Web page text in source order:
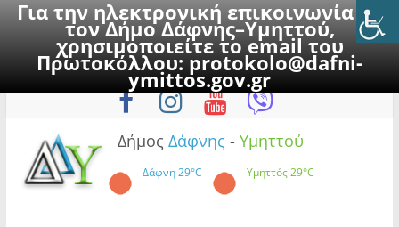
Για την ηλεκτρονική επικοινωνία με
τον Δήμο Δάφνης–Υμηττού,
χρησιμοποιείτε το email του
Πρωτοκόλλου:protokolo@dafni-
ymittos.gov.gr
to
Σάββατο, 8 Αυγούστου 2026
Δήμος Δάφνης - Υμηττού
Δάφνη29°C Υμηττός29°C